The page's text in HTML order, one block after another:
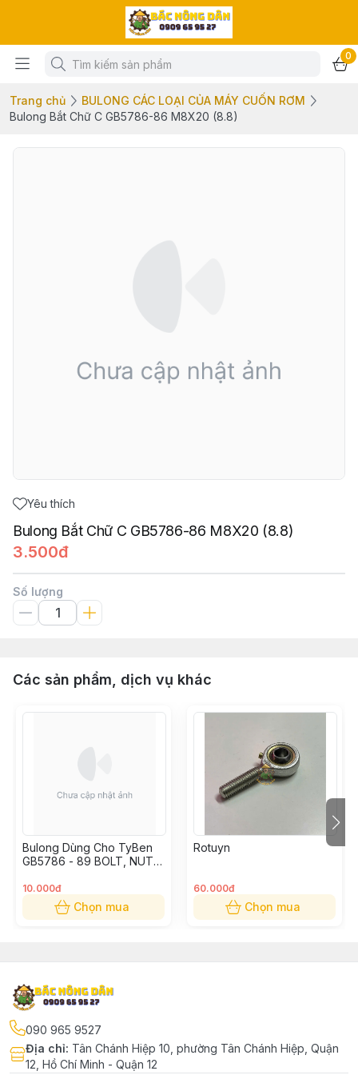
0
Trang chủ
BULONG CÁC LOẠI CỦA MÁY CUỐN RƠM
Bulong Bắt Chữ C GB5786-86 M8X20 (8.8)
Yêu thích
Bulong Bắt Chữ C GB5786-86 M8X20 (8.8)
3.500đ
Số lượng
Các sản phẩm, dịch vụ khác
Bulong Dùng Cho TyBen
GB5786 - 89 BOLT, NUT,
10.000đ
Chọn mua
Rotuyn
60.000đ
Chọn mua
090 965 9527
Địa chỉ: Tân Chánh Hiệp 10, phường Tân Chánh Hiệp, Quận
12, Hồ Chí Minh - Quận 12